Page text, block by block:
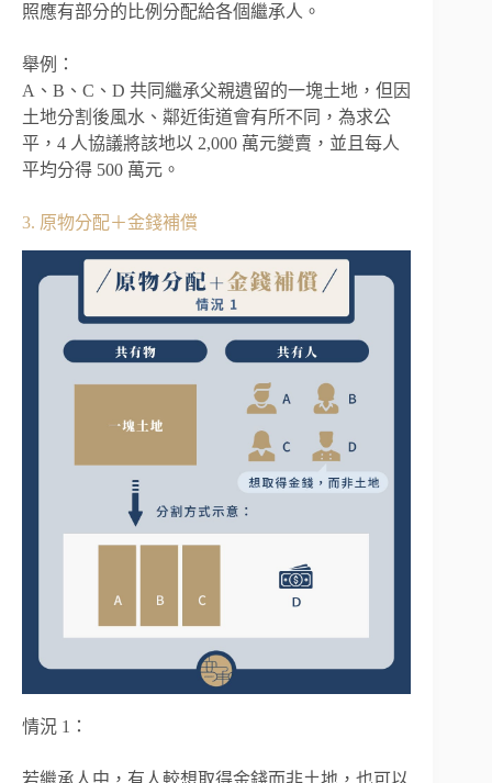
照應有部分的比例分配給各個繼承人。
舉例：
A、B、C、D 共同繼承父親遺留的一塊土地，但因
土地分割後風水、鄰近街道會有所不同，為求公
平，4 人協議將該地以 2,000 萬元變賣，並且每人
平均分得 500 萬元。
3. 原物分配＋金錢補償
情況 1：
若繼承人中，有人較想取得金錢而非土地，也可以